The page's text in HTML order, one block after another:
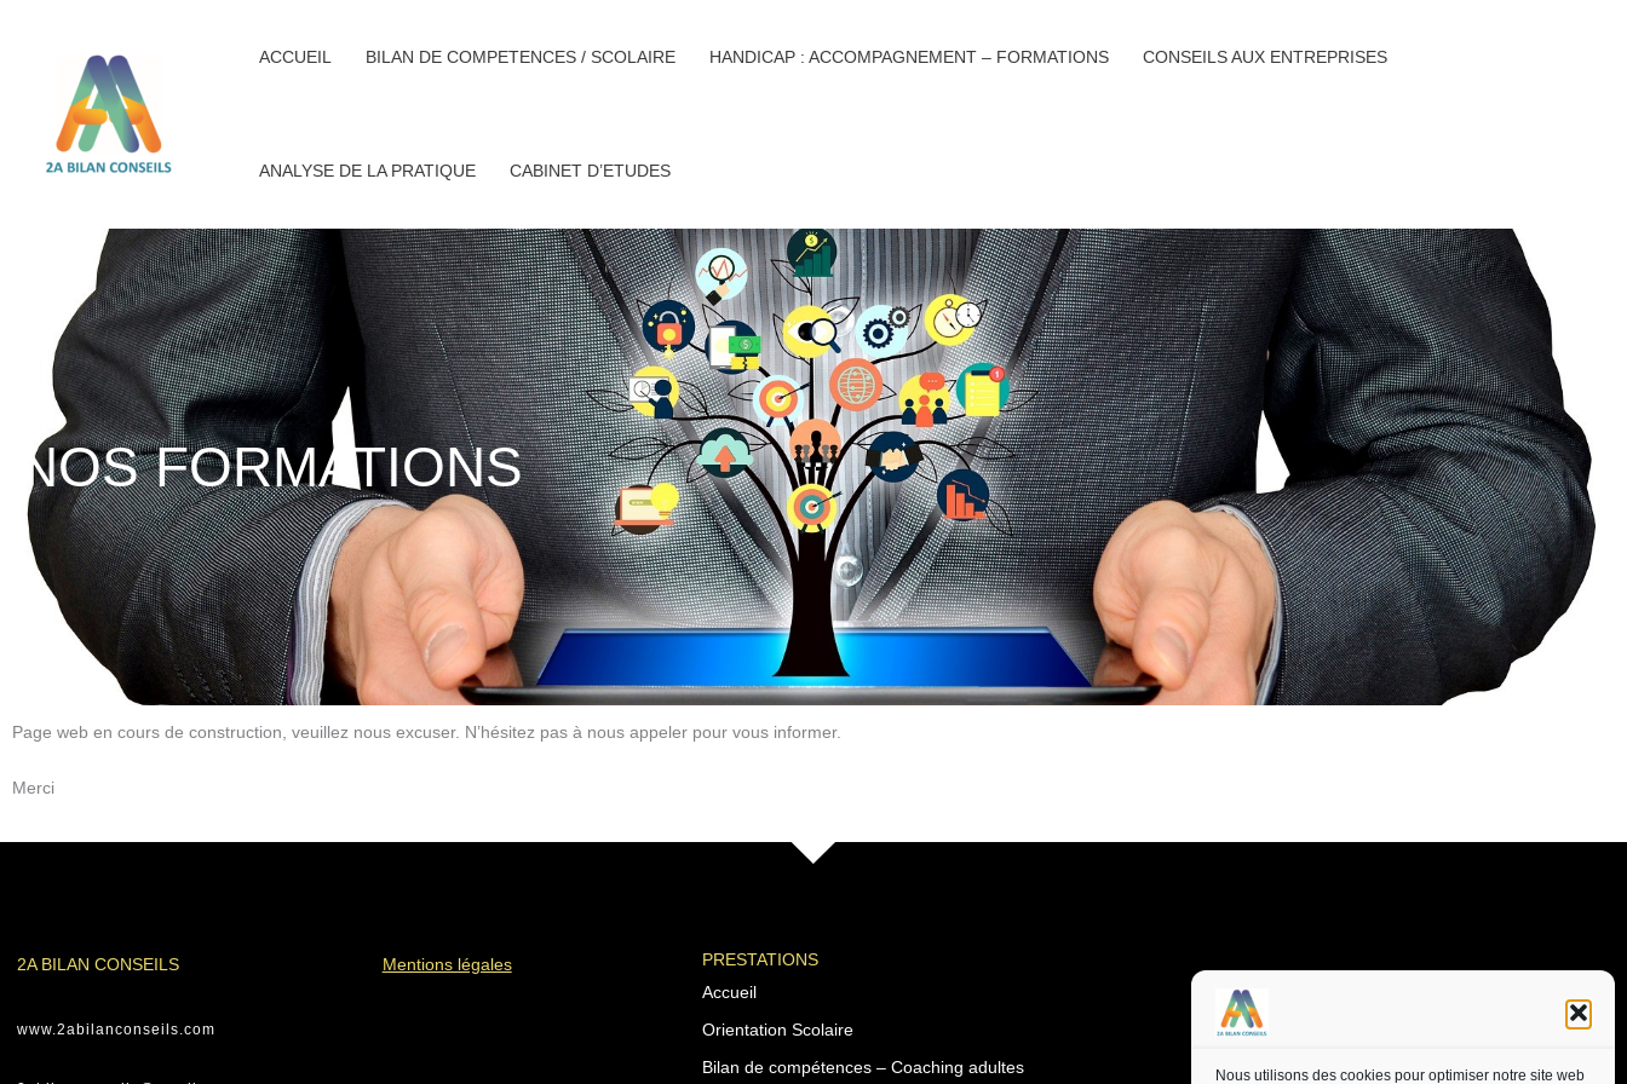
Nous utilisons des cookies pour optimiser notre site web
ACCUEIL BILAN DE COMPETENCES / SCOLAIRE HANDICAP : ACCOMPAGNEMENT – FORMATIONS CONSEILS AUX ENTREPRISES
ANALYSE DE LA PRATIQUE CABINET D’ETUDES
NOS FORMATIONS
Page web en cours de construction, veuillez nous excuser. N’hésitez pas à nous appeler pour vous informer.
Merci
2A BILAN CONSEILS
www.2abilanconseils.com
Mentions légales
PRESTATIONS
Accueil
Orientation Scolaire
Bilan de compétences – Coaching adultes